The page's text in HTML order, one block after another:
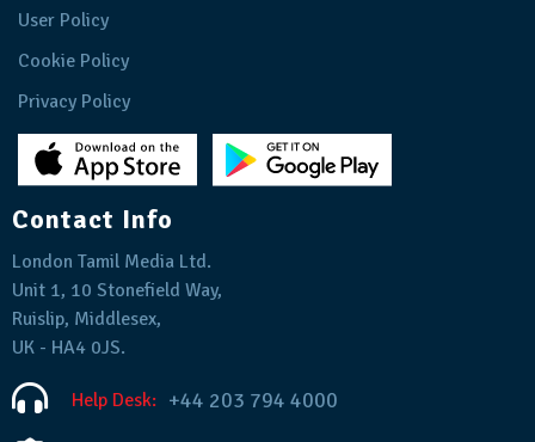
User Policy
Cookie Policy
Privacy Policy
Contact Info
London Tamil Media Ltd.
Unit 1, 10 Stonefield Way,
Ruislip, Middlesex,
UK - HA4 0JS.
Help Desk: +44 203 794 4000